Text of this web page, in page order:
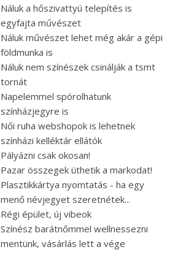
Náluk a hőszivattyú telepítés is
egyfajta művészet
Náluk művészet lehet még akár a gépi
földmunka is
Náluk nem színészek csinálják a tsmt
tornát
Napelemmel spórolhatunk
színházjegyre is
Női ruha webshopok is lehetnek
színházi kelléktár ellátók
Pályázni csak okosan!
Pazar összegek üthetik a markodat!
Plasztikkártya nyomtatás - ha egy
menő névjegyet szeretnétek...
Régi épület, új vibeok
Színész barátnőmmel wellnessezni
mentünk, vásárlás lett a vége